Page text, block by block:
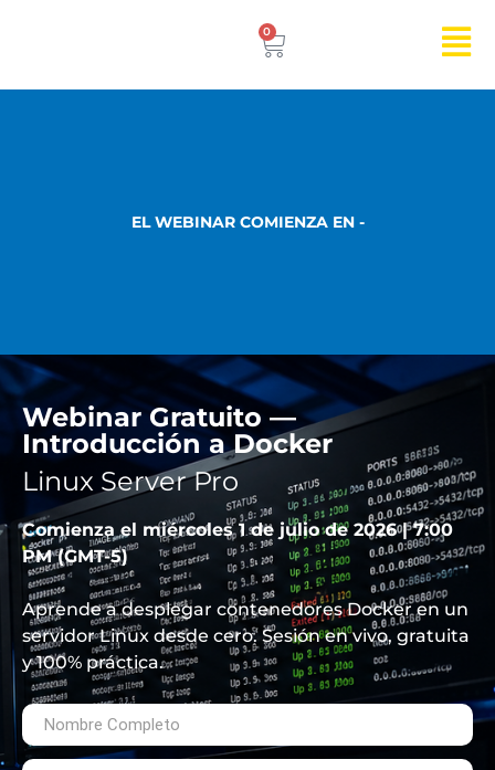
0
EL WEBINAR COMIENZA EN -
Webinar Gratuito —
Introducción a Docker
Linux Server Pro
Comienza el miércoles 1 de julio de 2026 | 7:00
PM (GMT-5)
Aprende a desplegar contenedores Docker en un
servidor Linux desde cero. Sesión en vivo, gratuita
y 100% práctica.